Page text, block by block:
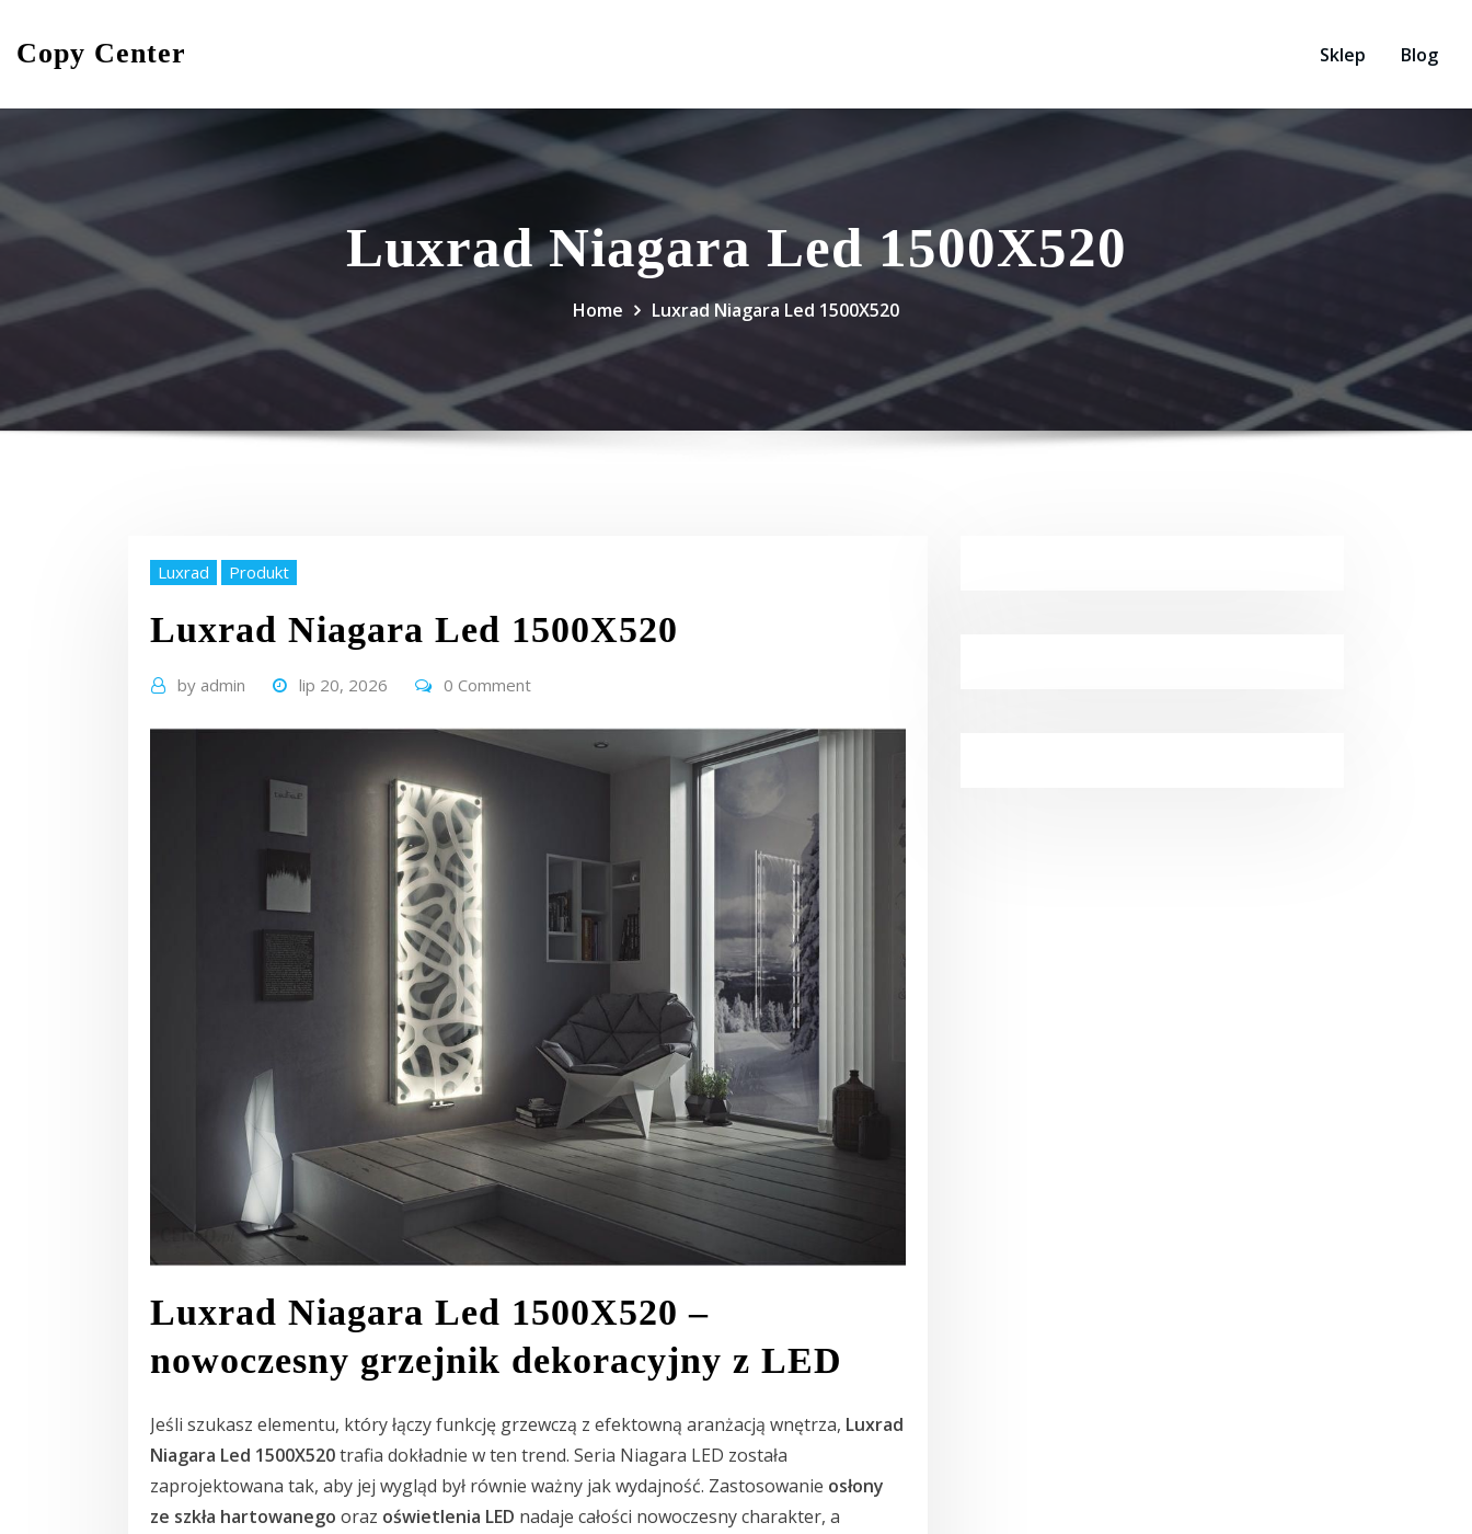
content
Copy Center Sklep Blog
Luxrad Niagara Led 1500X520
Home Luxrad Niagara Led 1500X520
Luxrad Produkt
Luxrad Niagara Led 1500X520
by admin lip 20, 2026 0 Comment
Luxrad Niagara Led 1500X520 –
nowoczesny grzejnik dekoracyjny z LED
Jeśli szukasz elementu, który łączy funkcję grzewczą z efektowną aranżacją wnętrza, Luxrad
Niagara Led 1500X520trafia dokładnie w ten trend. Seria Niagara LED została
zaprojektowana tak, aby jej wygląd był równie ważny jak wydajność. Zastosowanie osłony
ze szkła hartowanego oraz oświetlenia LED nadaje całości nowoczesny charakter, a